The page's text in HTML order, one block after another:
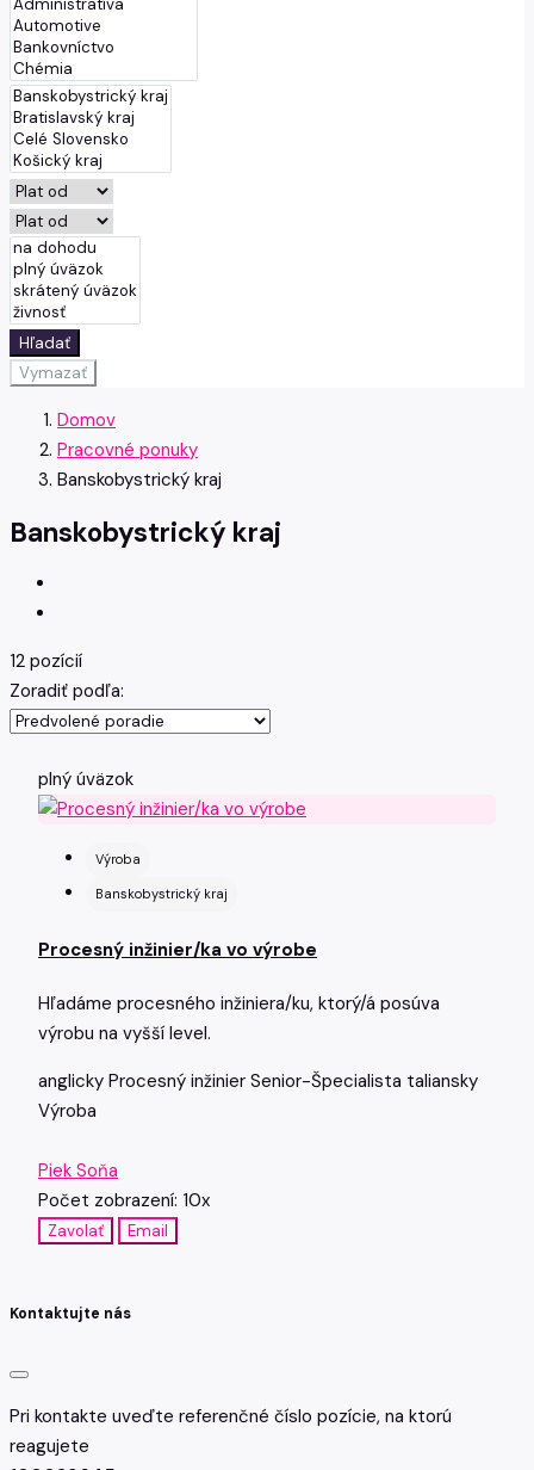
Hľadať
Vymazať
Domov
Pracovné ponuky
Banskobystrický kraj
Banskobystrický kraj
12 pozícií
Zoradiť podľa:
plný úväzok
Výroba
Banskobystrický kraj
Procesný inžinier/ka vo výrobe
Hľadáme procesného inžiniera/ku, ktorý/á posúva
výrobu na vyšší level.
anglicky Procesný inžinier Senior-Špecialista taliansky
Výroba
Piek Soňa
Počet zobrazení: 10x
Zavolať Email
Kontaktujte nás
Pri kontakte uveďte referenčné číslo pozície, na ktorú
reagujete